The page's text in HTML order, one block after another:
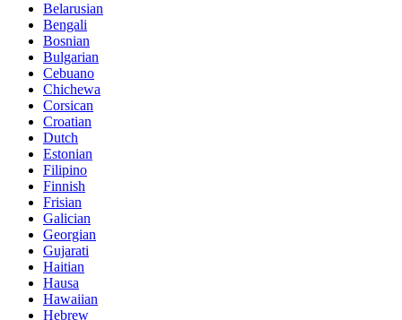
Belarusian
Bengali
Bosnian
Bulgarian
Cebuano
Chichewa
Corsican
Croatian
Dutch
Estonian
Filipino
Finnish
Frisian
Galician
Georgian
Gujarati
Haitian
Hausa
Hawaiian
Hebrew